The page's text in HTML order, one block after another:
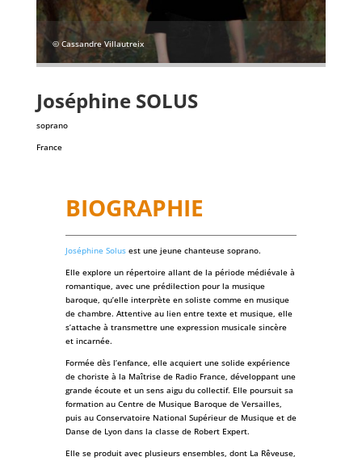
© Cassandre Villautreix
Joséphine SOLUS
soprano
France
BIOGRAPHIE
Joséphine Solusest une jeune chanteuse soprano.
Elle explore un répertoire allant de la période médiévale à
romantique, avec une prédilection pour la musique
baroque, qu’elle interprète en soliste comme en musique
de chambre. Attentive au lien entre texte et musique, elle
s’attache à transmettre une expression musicale sincère
et incarnée.
Formée dès l’enfance, elle acquiert une solide expérience
de choriste à la Maîtrise de Radio France, développant une
grande écoute et un sens aigu du collectif. Elle poursuit sa
formation au Centre de Musique Baroque de Versailles,
puis au Conservatoire National Supérieur de Musique et de
Danse de Lyon dans la classe de Robert Expert.
Elle se produit avec plusieurs ensembles, dont La Rêveuse,